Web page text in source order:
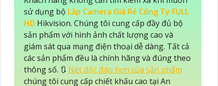
sử dụng bộ Lắp Camera Giá Rẻ Công Ty FULL
HD Hikvision. Chúng tôi cung cấp đầy đủ bộ
sản phẩm với hình ảnh chất lượng cao và
giám sát qua mạng điện thoại dễ dàng. Tất cả
các sản phẩm đều là chính hãng và đúng theo
thông số. 🔃 Nét độc đáo hơn của sản phẩm
chúng tôi cung cấp chiết khấu cao tại An